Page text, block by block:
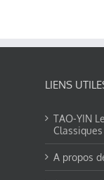
LIENS
TAO-YIN
A propos